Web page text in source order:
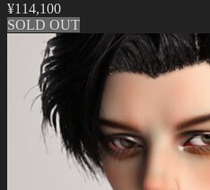
¥114,100
SOLD OUT